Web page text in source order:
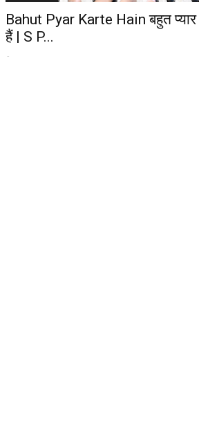
Bahut Pyar Karte Hain बहुत
हैं | S P...
-